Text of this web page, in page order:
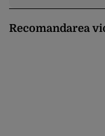
Recomandarea